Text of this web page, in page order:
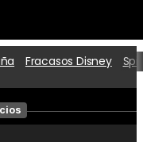
Películas
Fracasos Disney